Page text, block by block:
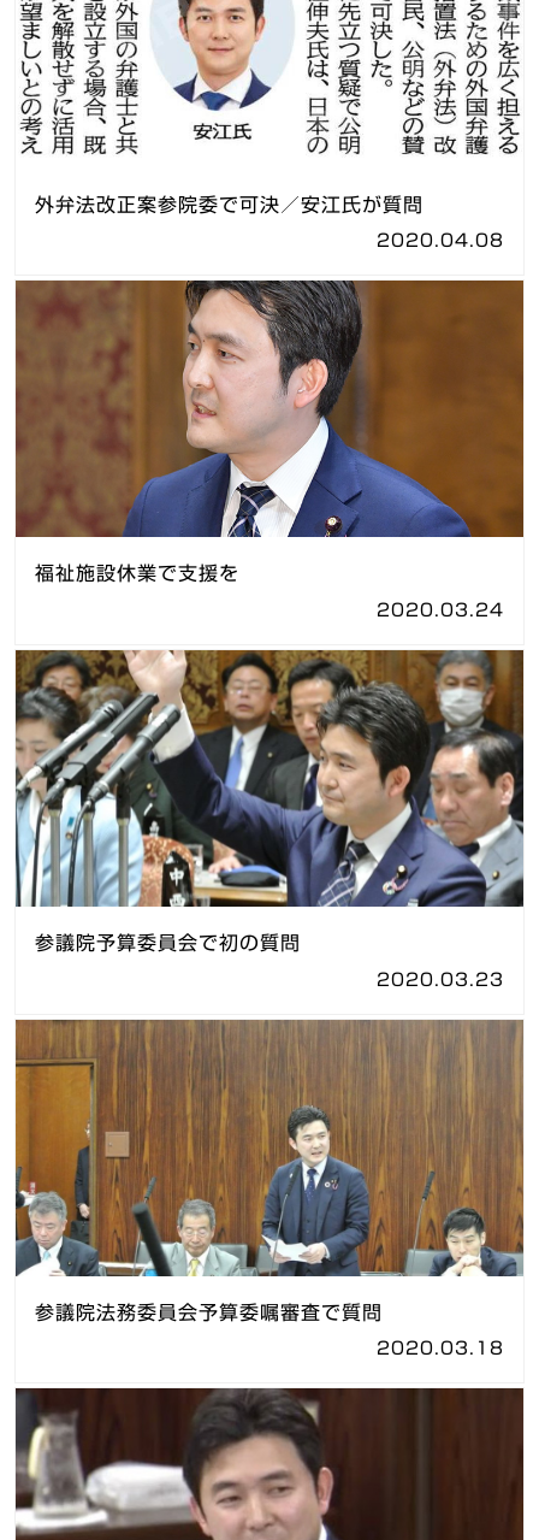
外弁法改正案参院委で可決／安江氏が質問
2020.04.08
福祉施設休業で支援を
2020.03.24
参議院予算委員会で初の質問
2020.03.23
参議院法務委員会予算委嘱審査で質問
2020.03.18